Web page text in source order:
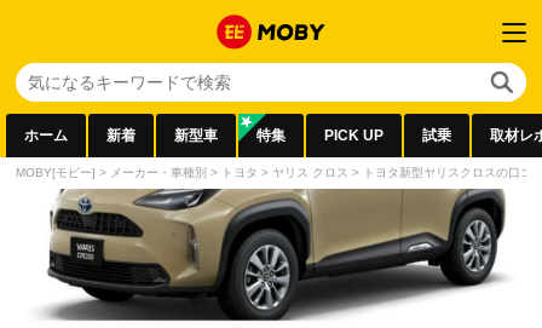
ホーム 新着 新型車 特集 PICK UP 試乗 取材レ
MOBY[モビー] > メーカー・車種別 > トヨタ > ヤリス クロス > トヨタ新型ヤリスクロスの口コ